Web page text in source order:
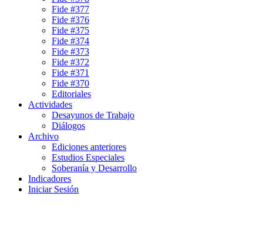
Fide #377
Fide #376
Fide #375
Fide #374
Fide #373
Fide #372
Fide #371
Fide #370
Editoriales
Actividades
Desayunos de Trabajo
Diálogos
Archivo
Ediciones anteriores
Estudios Especiales
Soberanía y Desarrollo
Indicadores
Iniciar Sesión